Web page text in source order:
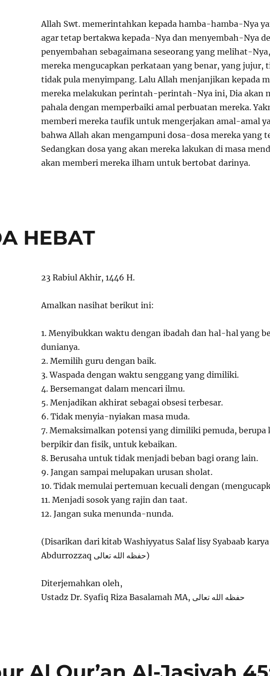
Allah Swt. memerintahkan kepada hamba-hamba-Nya
agar tetap bertakwa kepada-Nya dan menyembah-Nya
penyembahan sebagaimana seseorang yang melihat-
mereka mengucapkan perkataan yang benar, yang jujur,
tidak pula menyimpang. Lalu Allah menjanjikan kepada
mereka melakukan perintah-perintah-Nya ini, Dia akan
pahala dengan memperbaiki amal perbuatan mereka.
memberi mereka taufik untuk mengerjakan amal-amal
bahwa Allah akan mengampuni dosa-dosa mereka yang
Sedangkan dosa yang akan mereka lakukan di masa
akan memberi mereka ilham untuk bertobat darinya.
HEBAT
23 Rabiul Akhir, 1446 H.
Amalkan nasihat berikut ini:
1. Menyibukkan waktu dengan ibadah dan hal-hal yang
dunianya.
2. Memilih guru dengan baik.
3. Waspada dengan waktu senggang yang dimiliki.
4. Bersemangat dalam mencari ilmu.
5. Menjadikan akhirat sebagai obsesi terbesar.
6. Tidak menyia-nyiakan masa muda.
7. Memaksimalkan potensi yang dimiliki pemuda, berupa
berpikir dan fisik, untuk kebaikan.
8. Berusaha untuk tidak menjadi beban bagi orang lain.
9. Jangan sampai melupakan urusan sholat.
10. Tidak memulai pertemuan kecuali dengan
11. Menjadi sosok yang rajin dan taat.
12. Jangan suka menunda-nunda.
(Disarikan dari kitab Washiyyatus Salaf lisy Syabaab
Abdurrozzaq حفظه الله تعالى)
Diterjemahkan oleh,
Ustadz Dr. Syafiq Riza Basalamah MA, حفظه الله تعالى